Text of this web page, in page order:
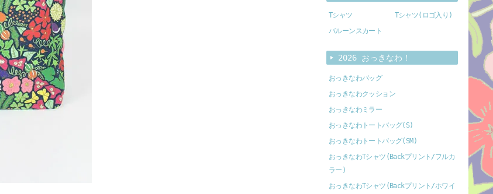
Tシャツ
Tシャツ(ロゴ入り)
バルーンスカート
2026 おっきなわ！
おっきなわバッグ
おっきなわクッション
おっきなわミラー
おっきなわトートバッグ(S)
おっきなわトートバッグ(SM)
おっきなわTシャツ(Backプリント/フルカ
ラー)
おっきなわTシャツ(Backプリント/ホワイ